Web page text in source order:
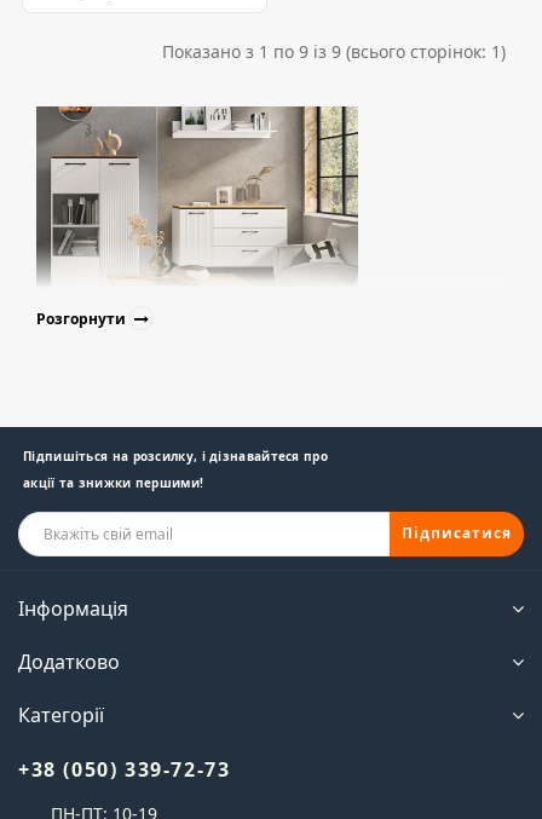
Показано з 1 по 9 із 9 (всього сторінок: 1)
Розгорнути
Підпишіться на розсилку, і дізнавайтеся про
акції та знижки першими!
Підписатися
Інформація
Додатково
Категорії
+38 (050) 339-72-73
ПН-ПТ: 10-19